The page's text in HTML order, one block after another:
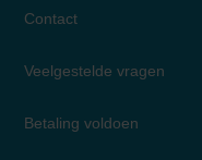
Contact
Veelgestelde vragen
Betaling voldoen